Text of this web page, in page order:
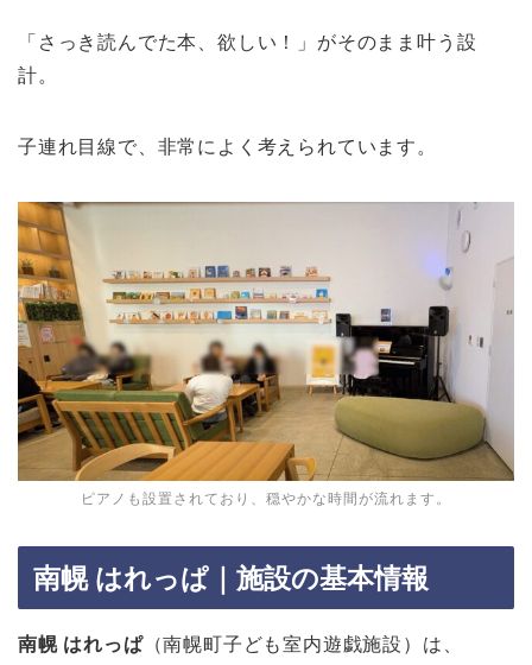
「さっき読んでた本、欲しい！」がそのまま叶う設
計。
子連れ目線で、非常によく考えられています。
ピアノも設置されており、穏やかな時間が流れます。
南幌 はれっぱ｜施設の基本情報
南幌 はれっぱ（南幌町子ども室内遊戯施設）は、